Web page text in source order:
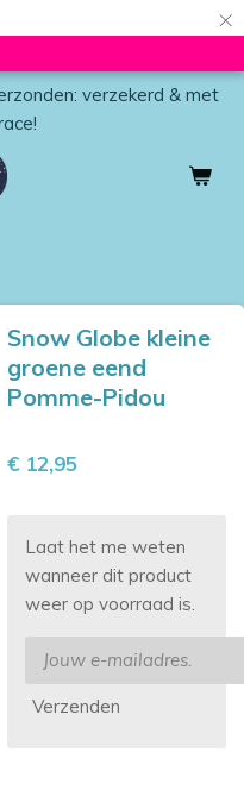
×
verzekerd & met
Snow Globe kleine
groene eend
Pomme-Pidou
€ 12,95
Laat het me weten
wanneer dit product
weer op voorraad is.
Verzenden